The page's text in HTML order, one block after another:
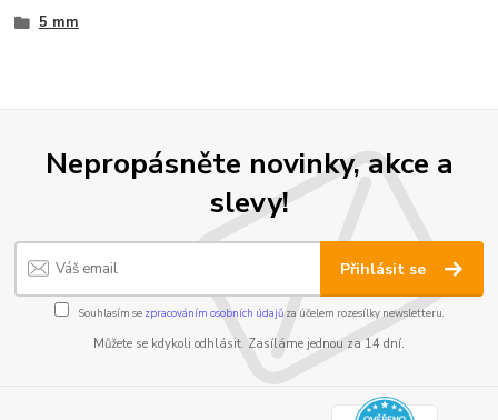
5 mm
Nepropásněte novinky, akce a
slevy!
Přihlásit se
Souhlasím se zpracováním osobních údajůza účelem rozesílky newsletteru.
Můžete se kdykoli odhlásit. Zasíláme jednou za 14 dní.